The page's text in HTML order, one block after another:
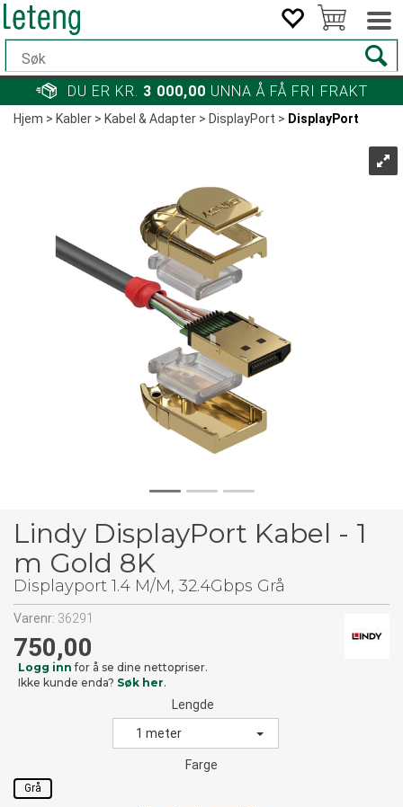
DU ER KR. 3 000,00 UNNA Å FÅ FRI FRAKT
Hjem>Kabler>Kabel & Adapter>DisplayPort> DisplayPort
Lindy DisplayPort Kabel - 1
m Gold 8K
Displayport 1.4 M/M, 32.4Gbps Grå
Varenr: 36291
750,00
Logg inn for å se dine nettopriser.
Ikke kunde enda? Søk her.
Lengde
1 meter
Farge
Grå